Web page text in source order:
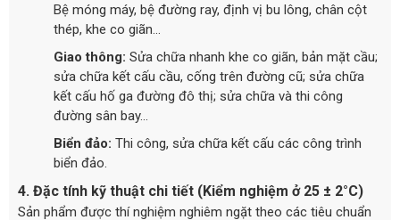
Bệ móng máy, bệ đường ray, định vị bu lông, chân cột
thép, khe co giãn...
Giao thông: Sửa chữa nhanh khe co giãn, bản mặt cầu;
sửa chữa kết cấu cầu, cống trên đường cũ; sửa chữa
kết cấu hố ga đường đô thị; sửa chữa và thi công
đường sân bay...
Biển đảo: Thi công, sửa chữa kết cấu các công trình
biển đảo.
4. Đặc tính kỹ thuật chi tiết (Kiểm nghiệm ở 25 ± 2°C)
Sản phẩm được thí nghiệm nghiêm ngặt theo các tiêu chuẩn